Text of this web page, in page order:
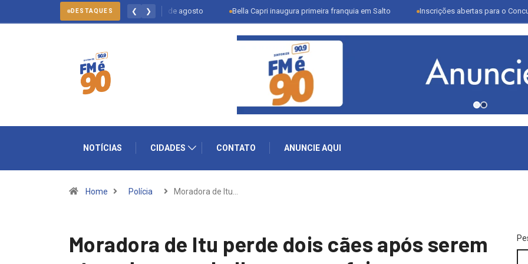
DESTAQUES ❮ ❯
Multivacinação de Salto vai até 31 de agosto Bella Capri inaugura primeira franquia em Salto Inscrições abertas para o Concurso
NOTÍCIAS CIDADES CONTATO ANUNCIE AQUI
Home Polícia Moradora de Itu…
Moradora de Itu perde dois cães após serem